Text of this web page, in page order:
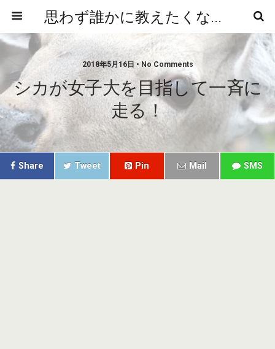
思わず誰かに教えたくなるニュースや雑学
2018年5月16日 • No Comments
シカが女子大を目指して一斉に
走る！
Share Tweet Pin Mail SMS